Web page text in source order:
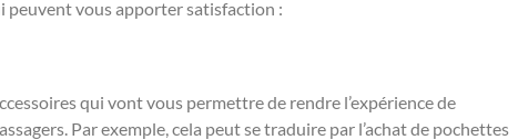
peuvent vous apporter satisfaction :
qui vont vous permettre de rendre l’expérience de
Par exemple, cela peut se traduire par l’achat de pochettes